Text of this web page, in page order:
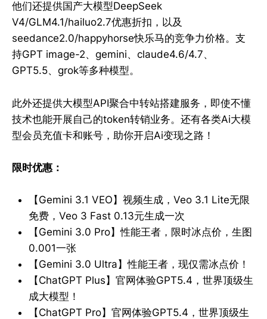
他们还提供国产大模型DeepSeek
V4/GLM4.1/hailuo2.7优惠折扣，以及
seedance2.0/happyhorse快乐马的竞争力价格。支
持GPT image-2、gemini、claude4.6/4.7、
GPT5.5、grok等多种模型。
此外还提供大模型API聚合中转站搭建服务，即使不懂
技术也能开展自己的token转销业务。还有各类Ai大模
型会员充值卡和账号，助你开启Ai变现之路！
限时优惠：
【Gemini 3.1 VEO】视频生成，Veo 3.1 Lite无限
免费，Veo 3 Fast 0.13元生成一次
【Gemini 3.0 Pro】性能王者，限时冰点价，生图
0.001一张
【Gemini 3.0 Ultra】性能王者，现仅需冰点价！
【ChatGPT Plus】官网体验GPT5.4，世界顶级生
成大模型！
【ChatGPT Pro】官网体验GPT5.4，世界顶级生